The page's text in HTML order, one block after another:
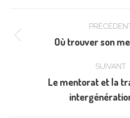
article
Où trouver son
SUIVANT
Le mentorat et la